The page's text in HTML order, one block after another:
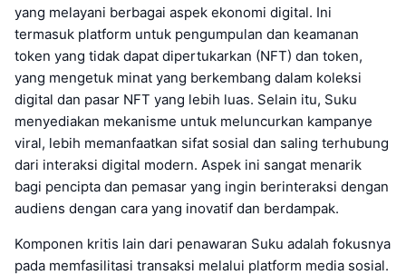
yang melayani berbagai aspek ekonomi digital. Ini
termasuk platform untuk pengumpulan dan keamanan
token yang tidak dapat dipertukarkan (NFT) dan token,
yang mengetuk minat yang berkembang dalam koleksi
digital dan pasar NFT yang lebih luas. Selain itu, Suku
menyediakan mekanisme untuk meluncurkan kampanye
viral, lebih memanfaatkan sifat sosial dan saling terhubung
dari interaksi digital modern. Aspek ini sangat menarik
bagi pencipta dan pemasar yang ingin berinteraksi dengan
audiens dengan cara yang inovatif dan berdampak.
Komponen kritis lain dari penawaran Suku adalah fokusnya
pada memfasilitasi transaksi melalui platform media sosial.